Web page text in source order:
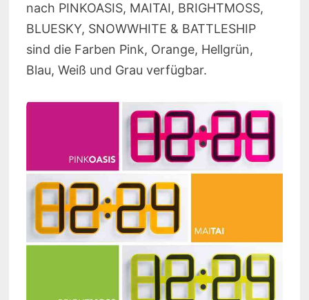
nach PINKOASIS, MAITAI, BRIGHTMOSS,
BLUESKY, SNOWWHITE & BATTLESHIP
sind die Farben Pink, Orange, Hellgrün,
Blau, Weiß und Grau verfügbar.